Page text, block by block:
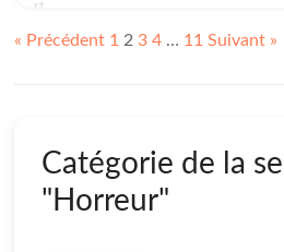
« Précédent 1 2 3 4 … 11 Suivant »
Catégorie de la
"Horreur"